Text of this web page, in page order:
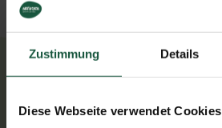
Zustimmung Details
Diese Webseite verwendet Cookies